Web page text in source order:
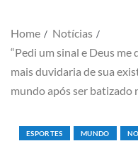
Home
Notícias
“Pedi um sinal e Deus me
mais duvidaria de sua
mundo após ser batizado
ESPORTES MUNDO